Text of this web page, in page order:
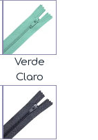
Verde
Claro